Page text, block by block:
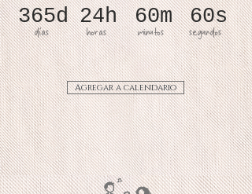
días horas minutos segundos
365d 24h 60m 60s
Agregar a calendario